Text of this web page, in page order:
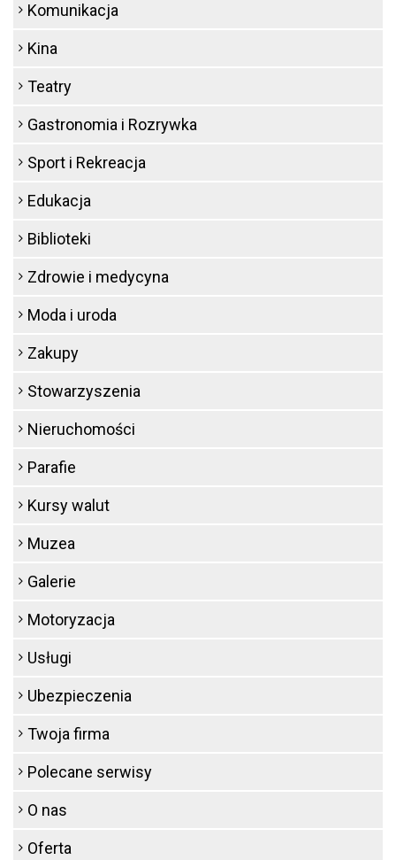
Komunikacja
Kina
Teatry
Gastronomia i Rozrywka
Sport i Rekreacja
Edukacja
Biblioteki
Zdrowie i medycyna
Moda i uroda
Zakupy
Stowarzyszenia
Nieruchomości
Parafie
Kursy walut
Muzea
Galerie
Motoryzacja
Usługi
Ubezpieczenia
Twoja firma
Polecane serwisy
O nas
Oferta